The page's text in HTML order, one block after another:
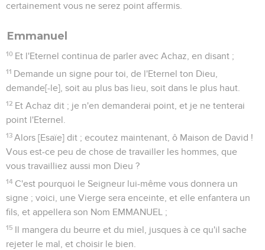
certainement vous ne serez point affermis.
Emmanuel
10 Et l'Eternel continua de parler avec Achaz, en disant ;
11 Demande un signe pour toi, de l'Eternel ton Dieu,
demande[-le], soit au plus bas lieu, soit dans le plus haut.
12 Et Achaz dit ; je n'en demanderai point, et je ne tenterai
point l'Eternel.
13 Alors [Esaïe] dit ; ecoutez maintenant, ô Maison de David !
Vous est-ce peu de chose de travailler les hommes, que
vous travailliez aussi mon Dieu ?
14 C'est pourquoi le Seigneur lui-même vous donnera un
signe ; voici, une Vierge sera enceinte, et elle enfantera un
fils, et appellera son Nom EMMANUEL ;
15 Il mangera du beurre et du miel, jusques à ce qu'il sache
rejeter le mal, et choisir le bien.